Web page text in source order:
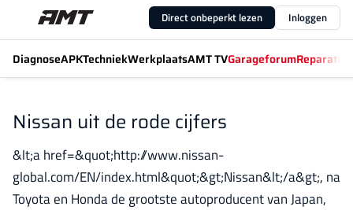
Direct onbeperkt lezen Inloggen
DiagnoseAPKTechniekWerkplaatsAMT TVGarageforum
Nissan uit de rode cijfers
&lt;a href=&quot;http://www.nissan-
global.com/EN/index.html&quot;&gt;Nissan&lt;/a&gt;, na
Toyota en Honda de grootste autoproducent van Japan,